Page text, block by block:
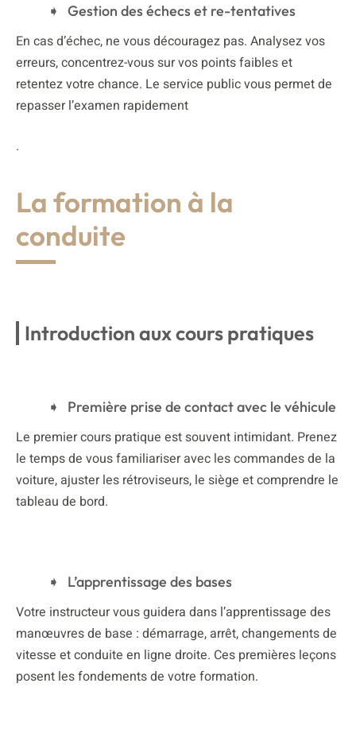
Gestion des échecs et re-tentatives
En cas d’échec, ne vous découragez pas. Analysez vos
erreurs, concentrez-vous sur vos points faibles et
retentez votre chance. Le service public vous permet de
repasser l’examen rapidement
.
La formation à la
conduite
Introduction aux cours pratiques
Première prise de contact avec le véhicule
Le premier cours pratique est souvent intimidant. Prenez
le temps de vous familiariser avec les commandes de la
voiture, ajuster les rétroviseurs, le siège et comprendre le
tableau de bord.
L’apprentissage des bases
Votre instructeur vous guidera dans l’apprentissage des
manœuvres de base : démarrage, arrêt, changements de
vitesse et conduite en ligne droite. Ces premières leçons
posent les fondements de votre formation.